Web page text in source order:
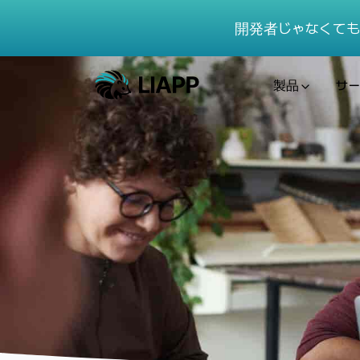
開発者じゃなくて
製品 サ